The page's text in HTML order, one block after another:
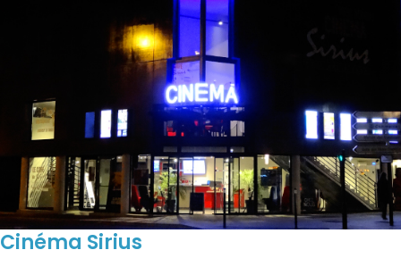
Cinéma Sirius